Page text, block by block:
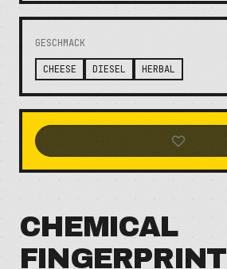
GESCHMACK
CHEESE DIESEL HERBAL
CHEMICAL
FINGERPRINT